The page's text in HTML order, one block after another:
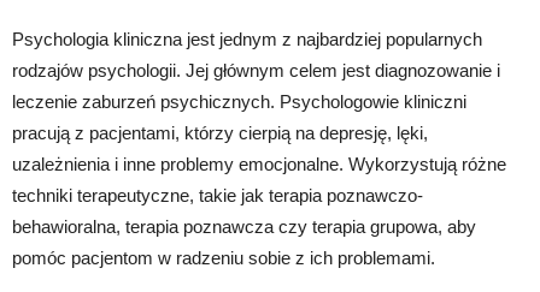
Psychologia kliniczna jest jednym z najbardziej popularnych
rodzajów psychologii. Jej głównym celem jest diagnozowanie i
leczenie zaburzeń psychicznych. Psychologowie kliniczni
pracują z pacjentami, którzy cierpią na depresję, lęki,
uzależnienia i inne problemy emocjonalne. Wykorzystują różne
techniki terapeutyczne, takie jak terapia poznawczo-
behawioralna, terapia poznawcza czy terapia grupowa, aby
pomóc pacjentom w radzeniu sobie z ich problemami.